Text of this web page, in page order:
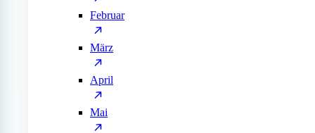
Februar
März
April
Mai